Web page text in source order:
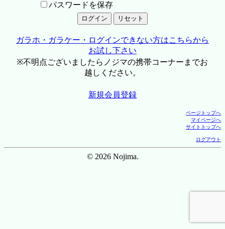
パスワードを保存
ガラホ・ガラケー・ログインできない方はこちらから
お試し下さい
※不明点ございましたらノジマの携帯コーナーまでお
越しください。
新規会員登録
ページトップへ
マイページへ
サイトトップへ
ログアウト
© 2026 Nojima.